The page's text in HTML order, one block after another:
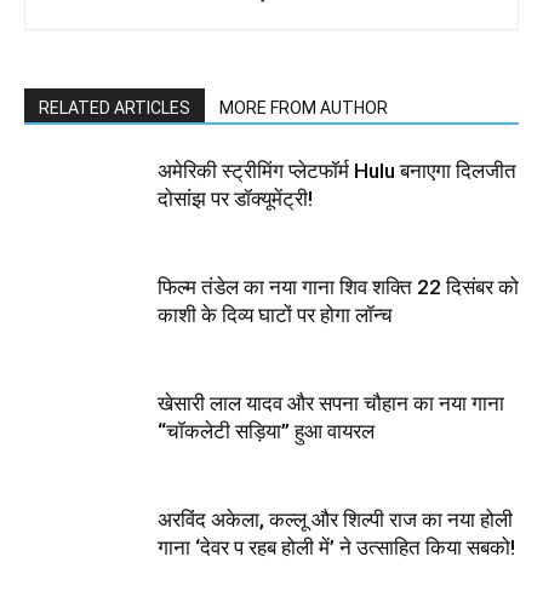
RELATED ARTICLES MORE FROM AUTHOR
अमेरिकी स्ट्रीमिंग प्लेटफॉर्म Hulu बनाएगा दिलजीत
दोसांझ पर डॉक्यूमेंट्री!
फिल्म तंडेल का नया गाना शिव शक्ति 22 दिसंबर को
काशी के दिव्य घाटों पर होगा लॉन्च
खेसारी लाल यादव और सपना चौहान का नया गाना
“चॉकलेटी सड़िया” हुआ वायरल
अरविंद अकेला, कल्लू और शिल्पी राज का नया होली
गाना ‘देवर प रहब होली में’ ने उत्साहित किया सबको!